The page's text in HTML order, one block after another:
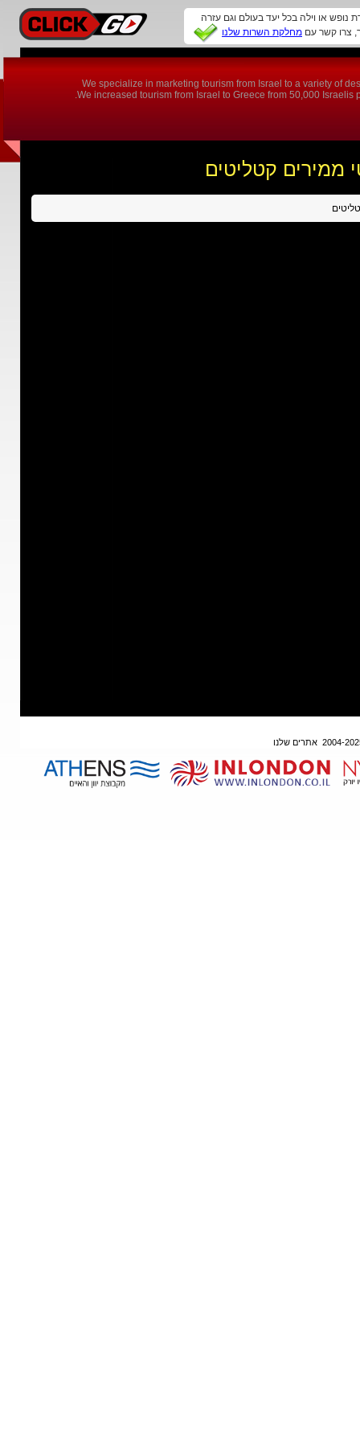
נופש או וילה בכל יעד בעולם וגם עזרה
מחלקת השרות שלנו
We specialize in marketing tourism from Israel to a variety of
We increased tourism from Israel to Greece from 50,000
ממירים קטליטים
אתרים שלנו